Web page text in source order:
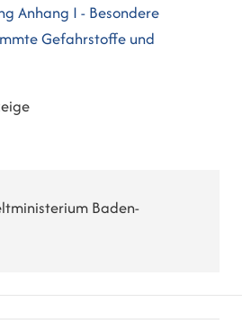
Anhang I - Besondere
Gefahrstoffe und
Baden-